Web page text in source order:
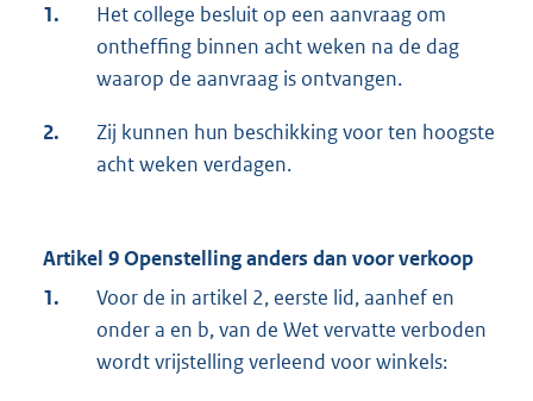
1.
Het college besluit op een aanvraag om
ontheffing binnen acht weken na de dag
waarop de aanvraag is ontvangen.
2.
Zij kunnen hun beschikking voor ten hoogste
acht weken verdagen.
Artikel 9 Openstelling anders dan voor verkoop
1.
Voor de in artikel 2, eerste lid, aanhef en
onder a en b, van de Wet vervatte verboden
wordt vrijstelling verleend voor winkels: